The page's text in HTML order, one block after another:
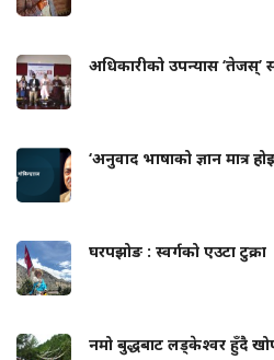
अधिकारीको उपन्यास ‘तेजस्’
‘अनुवाद भाषाको ज्ञान मात्र
घरपझोङ : स्वर्गको एउटा टुक्रा
नमो बुद्धबाट लड्केश्वर हुँदै